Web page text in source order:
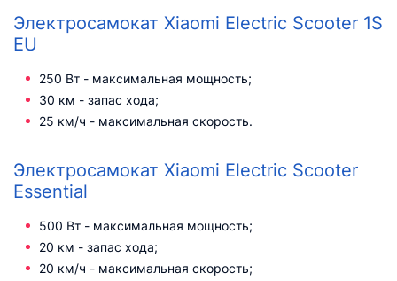
Электросамокат Xiaomi Electric Scooter 1S
EU
250 Вт - максимальная мощность;
30 км - запас хода;
25 км/ч - максимальная скорость.
Электросамокат Xiaomi Electric Scooter
Essential
500 Вт - максимальная мощность;
20 км - запас хода;
20 км/ч - максимальная скорость;